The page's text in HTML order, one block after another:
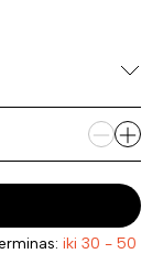
iki 30 - 50